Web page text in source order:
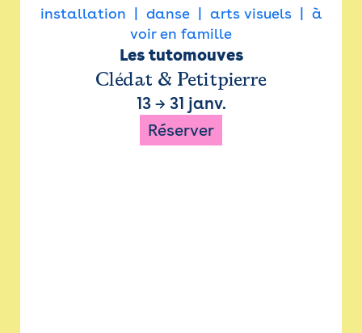
installation danse arts visuels
à
voir en famille
Les tutomouves
Clédat & Petitpierre
13→ 31 janv.
Réserver